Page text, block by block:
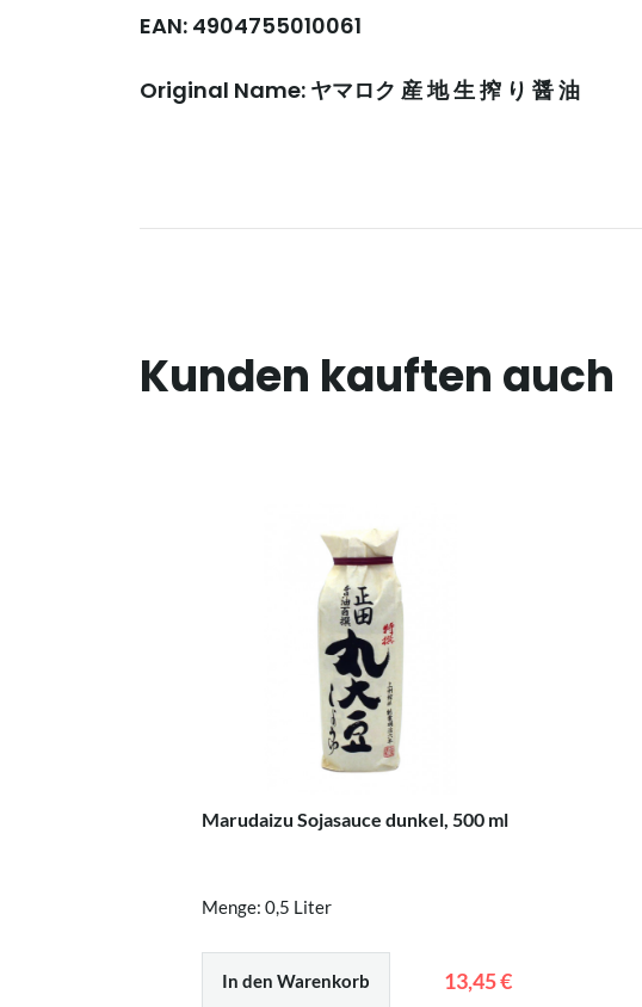
EAN: 4904755010061
Original Name: ヤマロク 産 地 生 搾 り 醤 油
Kunden kauften auch
Marudaizu Sojasauce dunkel, 500 ml
Menge: 0,5 Liter
In den Warenkorb 13,45 €